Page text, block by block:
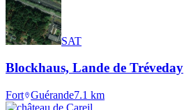
SAT
Blockhaus, Lande de Tréveday
Fort Guérande7.1 km